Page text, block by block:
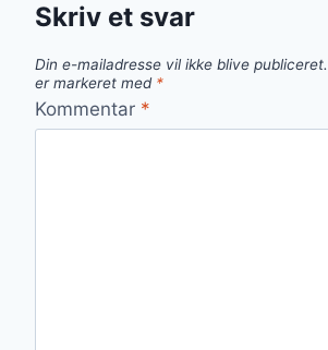
Skriv et svar
Din e-mailadresse vil ikke blive publiceret.
er markeret med *
Kommentar *